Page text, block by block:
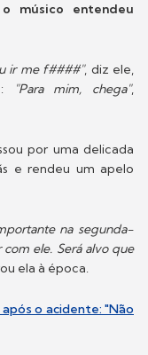
músico entendeu
ir me f####", diz ele,
"Para mim, chega",
por uma delicada
e rendeu um apelo
na segunda-
ele. Será alvo que
ela à época.
o acidente: "Não